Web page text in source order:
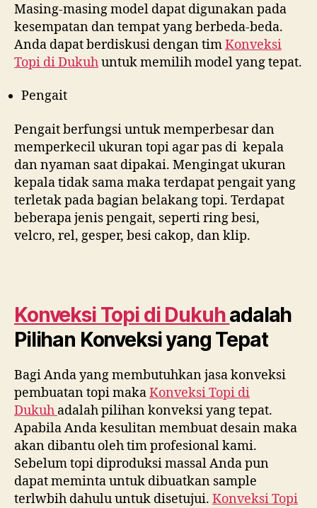
Masing-masing model dapat digunakan pada
kesempatan dan tempat yang berbeda-beda.
Anda dapat berdiskusi dengan timKonveksi
Topi diDukuhuntuk memilih model yang tepat.
Pengait
Pengait berfungsi untuk memperbesar dan
memperkecil ukuran topi agar pas di kepala
dan nyaman saat dipakai. Mengingat ukuran
kepala tidak sama maka terdapat pengait yang
terletak pada bagian belakang topi. Terdapat
beberapa jenis pengait, seperti ring besi,
velcro, rel, gesper, besi cakop, dan klip.
Konveksi Topi di Dukuhadalah
Pilihan Konveksi yang Tepat
Bagi Anda yang membutuhkan jasa konveksi
pembuatan topi makaKonveksi Topi di
Dukuh adalah pilihan konveksi yang tepat.
Apabila Anda kesulitan membuat desain maka
akan dibantu oleh tim profesional kami.
Sebelum topi diproduksi massal Anda pun
dapat meminta untuk dibuatkan sample
terlwbih dahulu untuk disetujui. Konveksi Topi